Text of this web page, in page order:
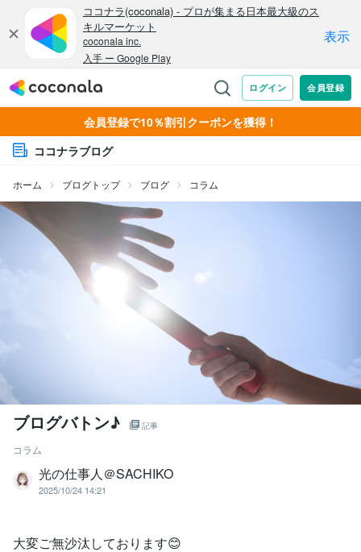
会員登録で10％割引クーポンを獲得！
ココナラブログ
ホーム ブログトップ ブログ コラム
ブログバトン♪ 記事
コラム
光の仕事人＠SACHIKO
2025/10/24 14:21
大変ご無沙汰しております😊